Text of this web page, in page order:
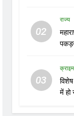
02
राज्य
03
क्राइम
में